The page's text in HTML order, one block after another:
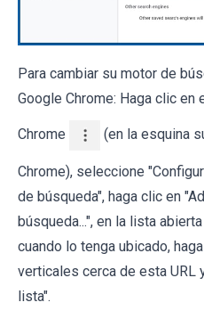
Para cambiar su motor de
Google Chrome: Haga clic en
Chrome (en la esquina
Chrome), seleccione
de búsqueda", haga clic en
búsqueda...", en la lista
cuando lo tenga ubicado,
verticales cerca de esta URL
lista".